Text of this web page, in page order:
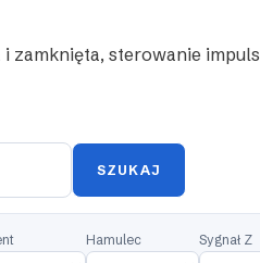
sterowanie
SZUKAJ
Hamulec Sygnał Z